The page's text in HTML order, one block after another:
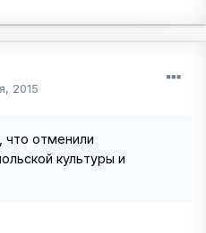
2015
что отменили
культуры и